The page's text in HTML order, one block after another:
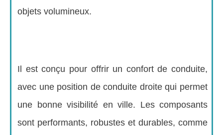
objets volumineux.
Il est conçu pour offrir un confort de conduite,
avec une position de conduite droite qui permet
une bonne visibilité en ville. Les composants
sont performants, robustes et durables, comme